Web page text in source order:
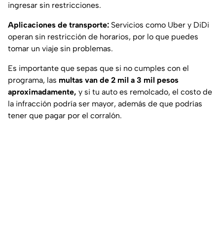
ingresar sin restricciones.
Aplicaciones de transporte: Servicios como Uber y DiDi
operan sin restricción de horarios, por lo que puedes
tomar un viaje sin problemas.
Es importante que sepas que si no cumples con el
programa, las multas van de 2 mil a 3 mil pesos
aproximadamente, y si tu auto es remolcado, el costo de
la infracción podría ser mayor, además de que podrías
tener que pagar por el corralón.